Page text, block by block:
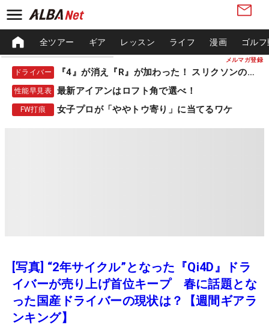
メルマガ登録
全ツアー ギア レッスン ライフ 漫画 ゴル
ドライバー 『4』が消え『R』が加わった！ スリクソンの新作
性能早見表 最新アイアンはロフト角で選べ！
FW打痕 女子プロが「ややトウ寄り」に当てるワケ
[写真] “2年サイクル”となった『Qi4D』ドラ
イバーが売り上げ首位キープ 春に話題とな
った国産ドライバーの現状は？【週間ギアラ
ンキング】